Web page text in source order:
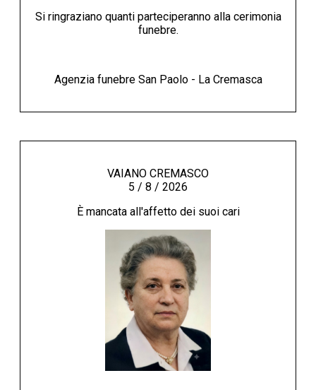
Si ringraziano quanti parteciperanno alla cerimonia
funebre.
Agenzia funebre San Paolo - La Cremasca
VAIANO CREMASCO
5 / 8 / 2026
È mancata all'affetto dei suoi cari